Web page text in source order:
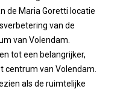
de Maria Goretti locatie
van de
van Volendam.
tot een belangrijker,
centrum van Volendam.
als de ruimtelijke